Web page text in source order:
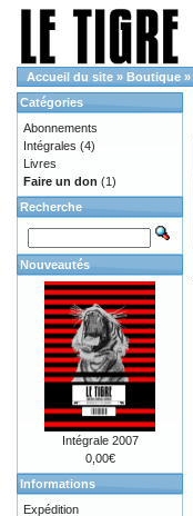
Accueil du site » Boutique »
Catégories
Abonnements
Intégrales (4)
Livres
Faire un don (1)
Recherche
Nouveautés
Intégrale 2007
0,00€
Informations
Expédition